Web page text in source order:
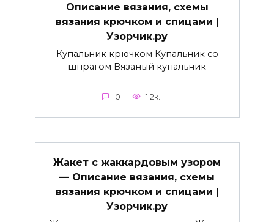
Описание вязания, схемы
вязания крючком и спицами |
Узорчик.ру
Купальник крючком Купальник со
шпрагом Вязаный купальник
0 1.2к.
Жакет с жаккардовым узором
— Описание вязания, схемы
вязания крючком и спицами |
Узорчик.ру